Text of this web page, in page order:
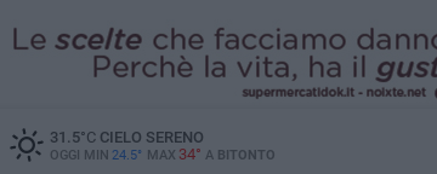
31.5°CCIELO SERENO
OGGI MIN 24.5° MAX 34° A BITONTO